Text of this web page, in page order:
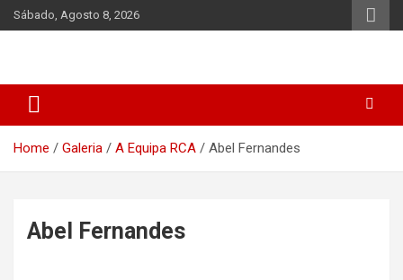
Skip
to
Sábado, Agosto 8, 2026
Home Galeria A Equipa RCA Abel Fernandes
Abel Fernandes